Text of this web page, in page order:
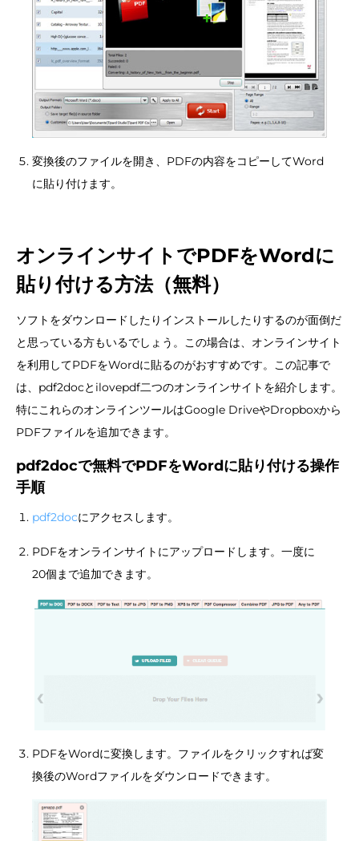
変換後のファイルを開き、PDFの内容をコピーしてWord
に貼り付けます。
オンラインサイトでPDFをWordに
貼り付ける方法（無料）
ソフトをダウンロードしたりインストールしたりするのが面倒だ
と思っている方もいるでしょう。この場合は、オンラインサイト
を利用してPDFをWordに貼るのがおすすめです。この記事で
は、pdf2docとilovepdf二つのオンラインサイトを紹介します。
特にこれらのオンラインツールはGoogle DriveやDropboxから
PDFファイルを追加できます。
pdf2docで無料でPDFをWordに貼り付ける操作
手順
pdf2docにアクセスします。
PDFをオンラインサイトにアップロードします。一度に
20個まで追加できます。
PDFをWordに変換します。ファイルをクリックすれば変
換後のWordファイルをダウンロードできます。